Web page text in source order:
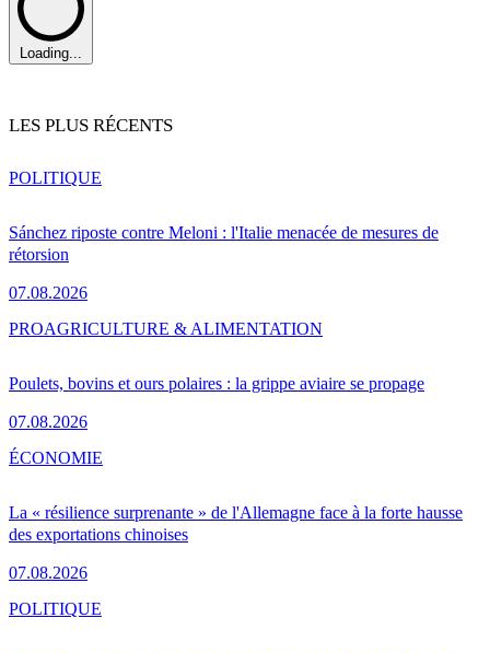
Loading...
LES PLUS RÉCENTS
Sánchez riposte contre Meloni : l'Italie menacée de mesures de
rétorsion
07.08.2026
POLITIQUE
Poulets, bovins et ours polaires : la grippe aviaire se propage
07.08.2026
PROAGRICULTURE & ALIMENTATION
La « résilience surprenante » de l'Allemagne face à la forte hausse
des exportations chinoises
07.08.2026
ÉCONOMIE
POLITIQUE